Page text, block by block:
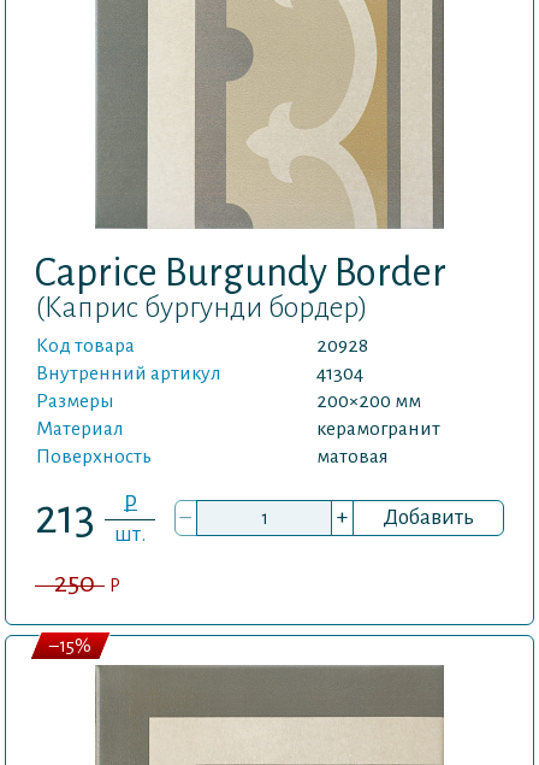
Caprice Burgundy Border
(Каприс бургунди бордер)
Код товара
20928
Внутренний артикул
41304
Размеры
200×200 мм
Материал
керамогранит
Поверхность
матовая
213 P
шт.
– + Добавить
250 P
–15%